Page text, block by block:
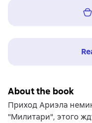
About the book
Приход Ариэла
"Милитари", этого